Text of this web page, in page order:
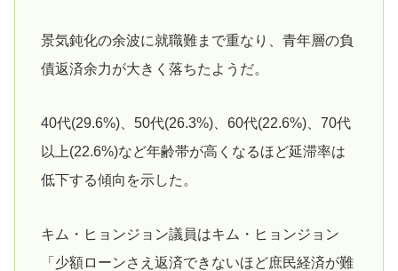
景気鈍化の余波に就職難まで重なり、青年層の負
債返済余力が大きく落ちたようだ。
40代(29.6%)、50代(26.3%)、60代(22.6%)、70代
以上(22.6%)など年齢帯が高くなるほど延滞率は
低下する傾向を示した。
キム・ヒョンジョン議員はキム・ヒョンジョン
「少額ローンさえ返済できないほど庶民経済が難